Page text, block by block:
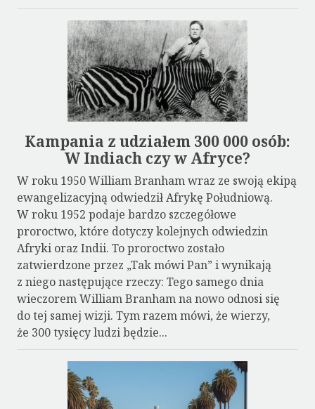
Kampania z udziałem 300 000 osób:
W Indiach czy w Afryce?
W roku 1950 William Branham wraz ze swoją ekipą
ewangelizacyjną odwiedził Afrykę Południową.
W roku 1952 podaje bardzo szczegółowe
proroctwo, które dotyczy kolejnych odwiedzin
Afryki oraz Indii. To proroctwo zostało
zatwierdzone przez „Tak mówi Pan” i wynikają
z niego następujące rzeczy: Tego samego dnia
wieczorem William Branham na nowo odnosi się
do tej samej wizji. Tym razem mówi, że wierzy,
że 300 tysięcy ludzi będzie...